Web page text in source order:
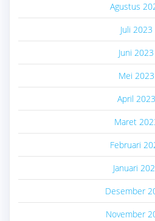
Agustus
Juli 2023
Juni 2023
Mei 2023
April 2023
Maret
Februari
Januari
Desember
November